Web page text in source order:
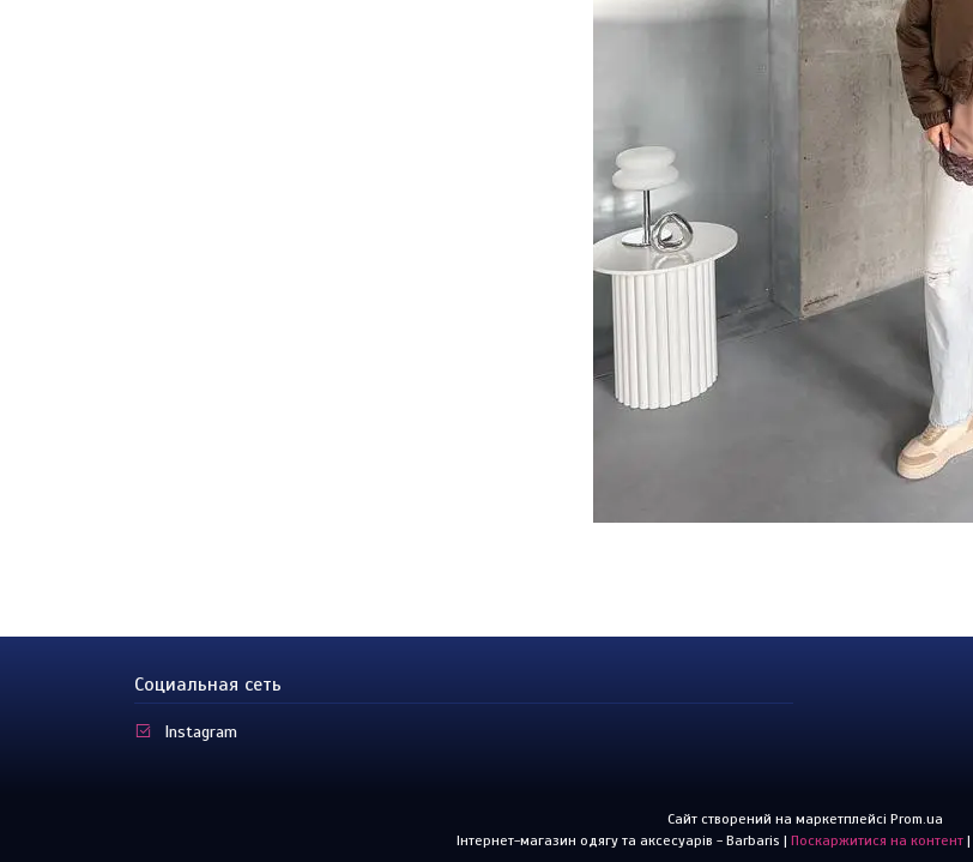
Социальная сеть
Instagram
Сайт створений на маркетплейсі Prom.ua
Інтернет-магазин одягу та аксесуарів - Barbaris | Поскаржитися на контент |